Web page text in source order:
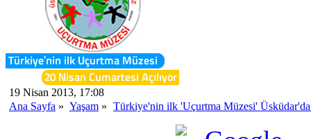
19 Nisan 2013, 17:08
Ana Sayfa » Yaşam » Türkiye'nin ilk 'Uçurtma Müzesi' Üsküdar'da